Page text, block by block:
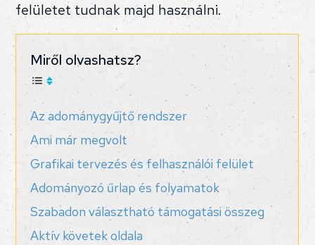
felületet tudnak majd használni.
Miről olvashatsz?
Az adománygyűjtő rendszer
Ami már megvolt
Grafikai tervezés és felhasználói felület
Adományozó űrlap és folyamatok
Szabadon választható támogatási összeg
Aktív követek oldala